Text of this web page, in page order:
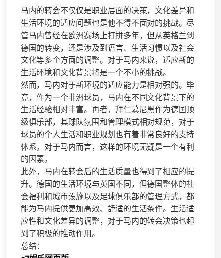
马内的转会不仅仅是职业层面的决策，文化差异和
生活环境的适应问题也是他不得不面对的挑战。尽
管马内曾经在欧洲赛场上打拼多年，但从英格兰到
德国的转变，还是涉及到语言、生活习惯以及社会
文化等多个方面的调整。对于马内来说，适应新的
生活环境和文化背景将是一个不小的挑战。
然而，马内对于新环境的适应能力是相对强的。毕
竟，作为一个非洲球员，马内在不同文化背景下的
生活经验相对丰富。再者，拜仁慕尼黑作为德国顶
级俱乐部，其球队氛围和管理模式相对规范，对于
球员的个人生活和职业规划也有着非常良好的支持
体系。对于马内而言，这样的环境无疑是一个有利
的因素。
此外，马内在转会后的生活质量也得到了相应的提
升。德国的生活环境与英国不同，但德国整体的社
会福利和城市设施以及足球俱乐部的管理方式，都
能为马内提供更加高效、舒适的生活条件。生活适
应性和文化差异的调整，对于马内的转会决策也起
到了积极的推动作用。
总结：